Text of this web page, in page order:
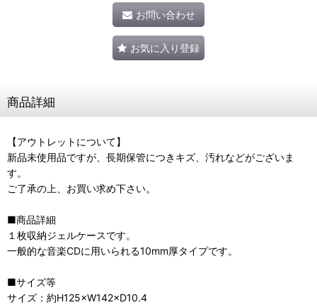
お問い合わせ
お気に入り登録
商品詳細
【アウトレットについて】
新品未使用品ですが、長期保管につきキズ、汚れなどがございま
す。
ご了承の上、お買い求め下さい。
■商品詳細
１枚収納ジェルケースです。
一般的な音楽CDに用いられる10mm厚タイプです。
■サイズ等
サイズ：約H125×W142×D10.4